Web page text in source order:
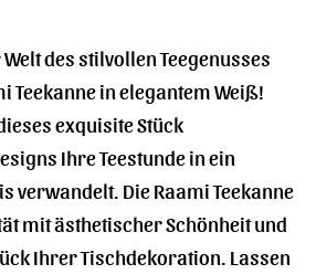
des stilvollen Teegenusses
Teekanne in elegantem Weiß!
exquisite Stück
Ihre Teestunde in ein
verwandelt. Die Raami Teekanne
mit ästhetischer Schönheit und
Ihrer Tischdekoration. Lassen